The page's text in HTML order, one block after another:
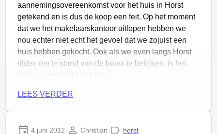
De overkant van nummer 49
Van hem is vast het stenen paartje onder een
doorzichtig paraplu afkomstig, dat de tuin van
nummer 53 opluistert, en vermoedelijk ook de twee
stenen ganzen in diezelfde tuin en de kruik waaruit
het stenen paartje – met nieuwe blauwe paraplu –
de kruik en er prijkt een nieuw natuurstenen fontein-
aannemingsovereenkomst voor het huis in Horst
getekend en is dus de koop een feit. Op het moment
dat we het makelaarskantoor uitlopen hebben we
nou echter niet echt het gevoel dat we zojuist een
huis hebben gekocht. Ook als we even langs Horst
rijden om te stand van de bouw te bekijken, is het
Gelukkig worden we in de week die erop volgt
of ons iets willen aanbieden, dus met dat gevoel
LEES VERDER
4 juni 2012 Christian horst